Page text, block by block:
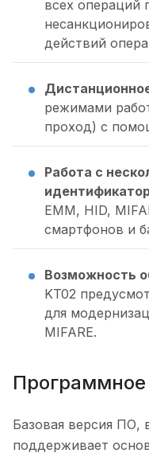
всех операций
действий
режимами
проход) с
Работа с
EMM, HID,
смартфонов и
Возможность
KT02
для
MIFARE.
Программное
Базовая версия ПО,
поддерживает